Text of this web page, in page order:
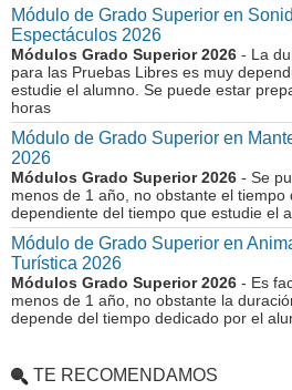
Módulo de Grado Superior en
Espectáculos 2026
Módulos Grado Superior 2026 - La
para las Pruebas Libres es muy
estudie el alumno. Se puede estar
horas
Módulo de Grado Superior en
2026
Módulos Grado Superior 2026 - Se
menos de 1 año, no obstante el
dependiente del tiempo que estudie el
Módulo de Grado Superior en
Turística 2026
Módulos Grado Superior 2026 - Es
menos de 1 año, no obstante la
depende del tiempo dedicado por el
TE RECOMENDAMOS